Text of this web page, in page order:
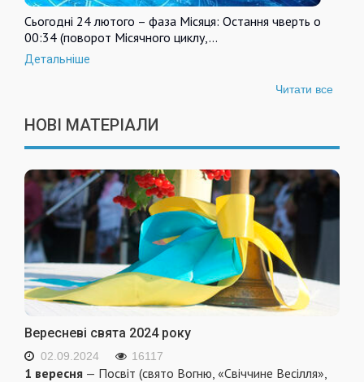
Сьогодні 24 лютого – фаза Місяця: Остання чверть о
00:34 (поворот Місячного циклу,…
Детальніше
Читати все
НОВІ МАТЕРІАЛИ
Вересневі свята 2024 року
02.09.2024 16117
1 вересня — Посвіт (свято Вогню, «Свіччине Весілля»,